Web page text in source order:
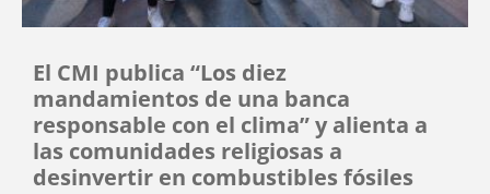
El CMI publica “Los diez
mandamientos de una banca
responsable con el clima” y alienta a
las comunidades religiosas a
desinvertir en combustibles fósiles